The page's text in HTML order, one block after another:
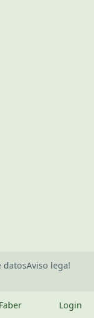
datosAviso legal
Login